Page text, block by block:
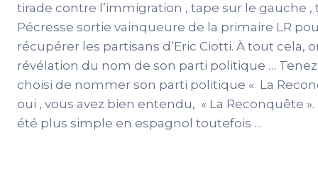
tirade contre l’immigration , tape sur le gauche ,
Pécresse sortie vainqueure de la primaire LR
récupérer les partisans d’Eric Ciotti. À tout cela,
révélation du nom de son parti politique …
choisi de nommer son parti politique « La
oui , vous avez bien entendu, « La Reconquête ».
été plus simple en espagnol toutefois …